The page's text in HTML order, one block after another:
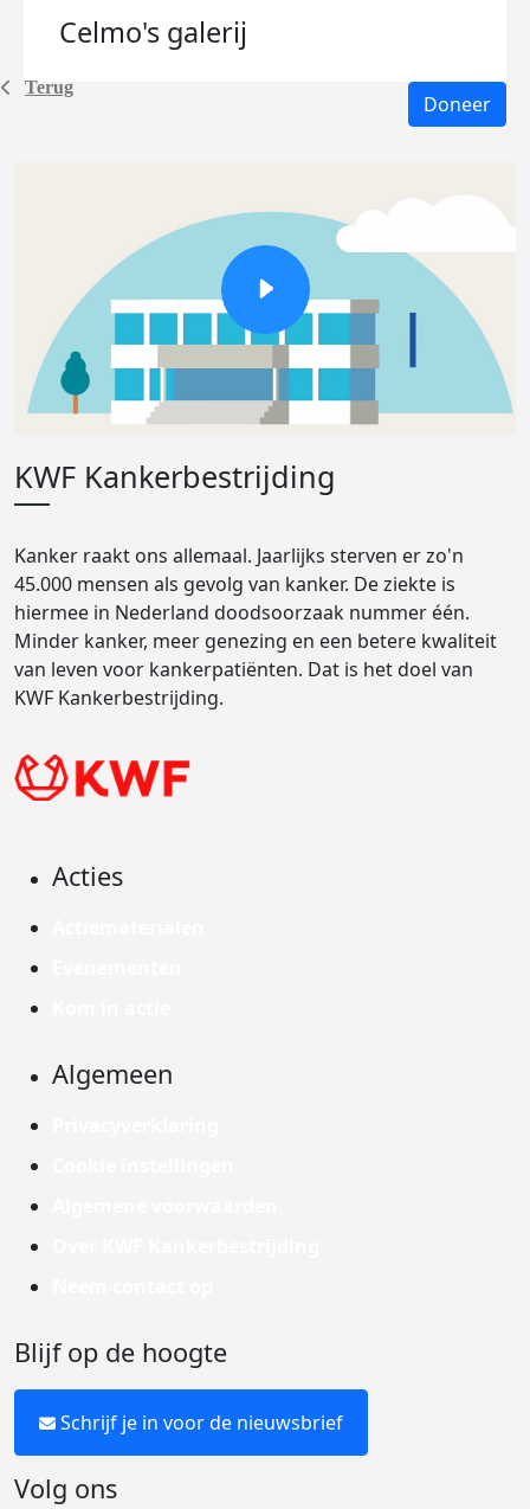
Terug
Celmo's galerij
Doneer
KWF Kankerbestrijding
Kanker raakt ons allemaal. Jaarlijks sterven er zo'n
45.000 mensen als gevolg van kanker. De ziekte is
hiermee in Nederland doodsoorzaak nummer één.
Minder kanker, meer genezing en een betere kwaliteit
van leven voor kankerpatiënten. Dat is het doel van
KWF Kankerbestrijding.
Acties
Algemeen
Blijf op de hoogte
Schrijf je in voor de nieuwsbrief
Volg ons